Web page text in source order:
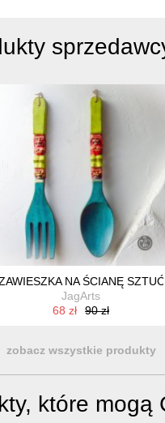
NA ŚCIANĘ
JagArts
68 zł
90 zł
zobacz wszystkie produkty
które mogą